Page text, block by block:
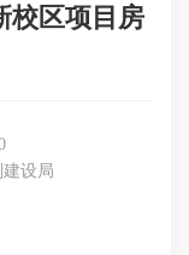
校区项目房
设局